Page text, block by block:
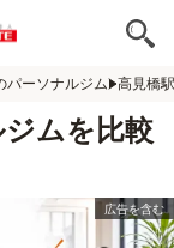
パーソナルジム 高見橋
ムを比較